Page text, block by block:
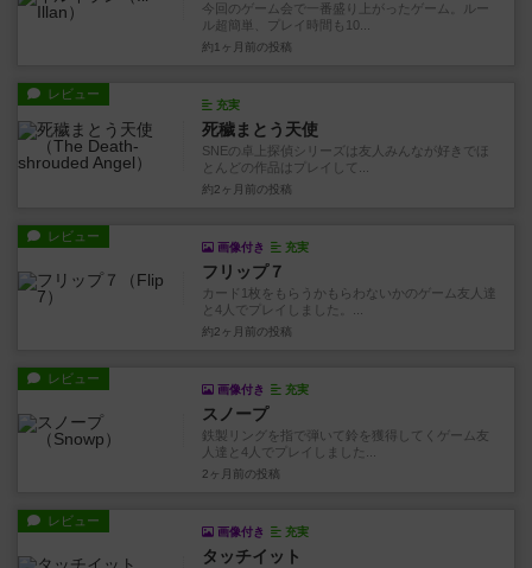
今回のゲーム会で一番盛り上がったゲーム。ルー
ル超簡単、プレイ時間も10...
約1ヶ月前 の投稿
レビュー
充実
死穢まとう天使
SNEの卓上探偵シリーズは友人みんなが好きでほ
とんどの作品はプレイして...
約2ヶ月前 の投稿
レビュー
画像付き 充実
フリップ７
カード1枚をもらうかもらわないかのゲーム友人達
と4人でプレイしました。...
約2ヶ月前 の投稿
レビュー
画像付き 充実
スノープ
鉄製リングを指で弾いて鈴を獲得してくゲーム友
人達と4人でプレイしました...
2ヶ月前 の投稿
レビュー
画像付き 充実
タッチイット